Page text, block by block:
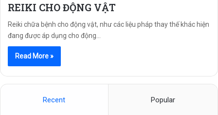
REIKI CHO ĐỘNG VẬT
Reiki chữa bệnh cho động vật, như các liệu pháp thay thế khác hiện
đang được áp dụng cho động…
Read More »
Recent Popular